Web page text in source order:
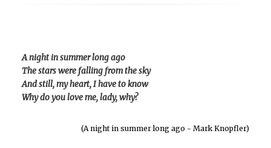
A night in summer long ago
The stars were falling from the sky
And still, my heart, I have to know
Why do you love me, lady, why?
(A night in summer long ago - Mark Knopfler)